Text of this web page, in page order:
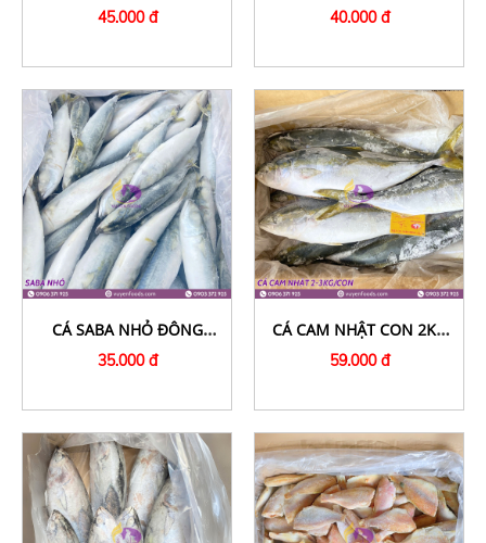
45.000 đ
LẠNH
40.000 đ
CÁ SABA NHỎ ĐÔNG
LẠNH
35.000 đ
CÁ CAM NHẬT CON 2KG
30KG
59.000 đ